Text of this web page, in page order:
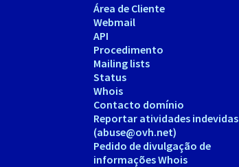
Área de Cliente
Webmail
API
Procedimento
Mailing lists
Status
Whois
Contacto domínio
Reportar atividades indevidas
(abuse@ovh.net)
Pedido de divulgação de
informações Whois